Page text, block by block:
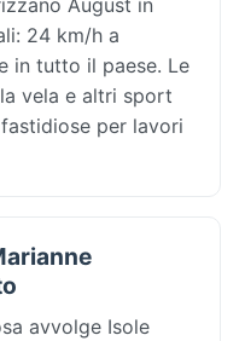
24 km/h a
in tutto il paese. Le
vela e altri sport
per lavori
avvolge Isole